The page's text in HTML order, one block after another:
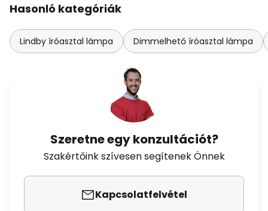
Hasonló kategóriák
Lindby íróasztal lámpa Dimmelhető íróasztal lámpa
Szeretne egy konzultációt?
Szakértőink szívesen segítenek Önnek
Kapcsolatfelvétel